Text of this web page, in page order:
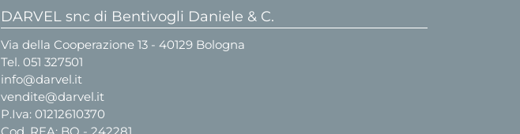
DARVEL snc di Bentivogli Daniele & C.
Via della Cooperazione 13 - 40129 Bologna
Tel. 051 327501
info@darvel.it
vendite@darvel.it
P.Iva: 01212610370
Cod. REA: BO - 242281